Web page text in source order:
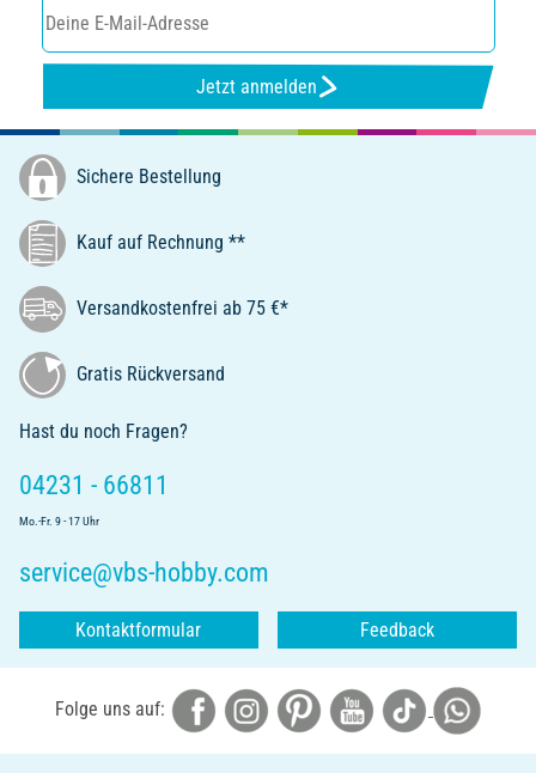
Jetzt anmelden
Sichere Bestellung
Kauf auf Rechnung **
Versandkostenfrei ab 75 €*
Gratis Rückversand
Hast du noch Fragen?
04231 - 66811
Mo.-Fr. 9 - 17 Uhr
service@vbs-hobby.com
Kontaktformular Feedback
Folge uns auf: